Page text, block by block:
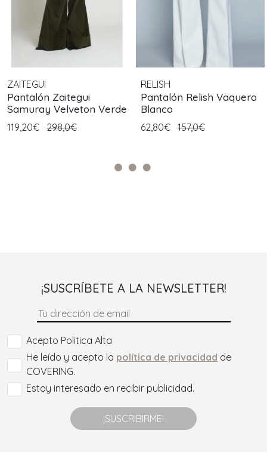
ZAITEGUI
Pantalón Zaitegui
Samuray Velveton Verde
119,20€ 298,0€
RELISH
Pantalón Relish Vaquero
Blanco
62,80€ 157,0€
¡SUSCRÍBETE A LA NEWSLETTER!
Acepto Politica Alta
He leído y acepto la política de privacidad de
COVERING.
Estoy interesado en recibir publicidad.
¡SUSCRIBIRME!